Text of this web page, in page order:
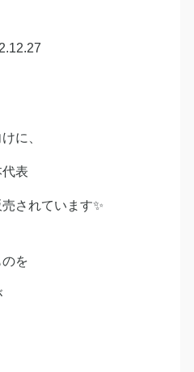
に、
表
されています✨
を